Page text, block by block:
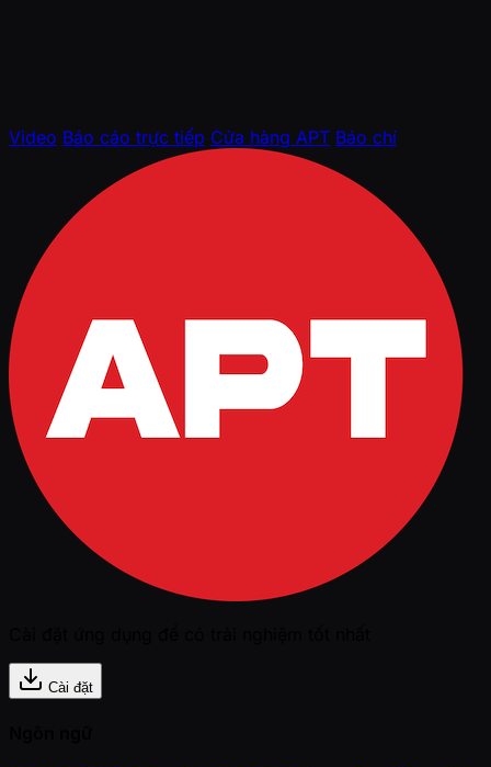
Video Báo cáo trực tiếp Cửa hàng APT Báo chí
Cài đặt